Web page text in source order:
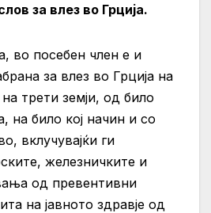
за влез во Грција.
во посебен член е и
за влез во Грција на
трети земји, од било
на било кој начин и со
вклучувајќи ги
железничките и
од превентивни
на јавното здравје од